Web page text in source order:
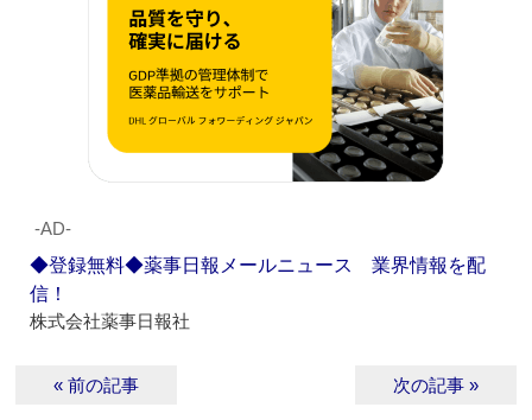
‐AD‐
◆登録無料◆薬事日報メールニュース 業界情報を配
信！
株式会社薬事日報社
« 前の記事 次の記事 »